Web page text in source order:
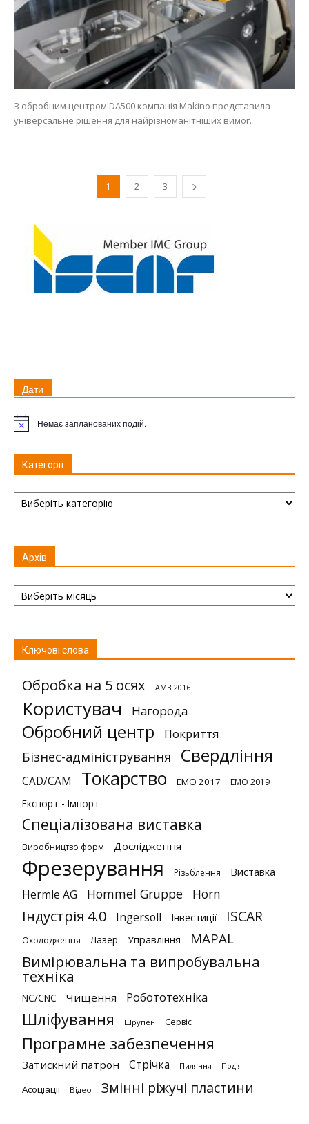
З обробним центром DA500 компанія Makino представила
універсальне рішення для найрізноманітніших вимог.
1 2 3
Дати
ПриміткаНемає запланованих подій.
Категорії
Категорії
Архів
Архів
Ключові слова
Обробка на 5 осях AMB 2016
Користувач Нагорода
Обробний центр Покриття
Бізнес-адміністрування Свердління
CAD/CAM Токарство EMO 2017 EMO 2019
Експорт - Імпорт
Спеціалізована виставка
Виробництво форм Дослідження
Фрезерування Різьблення Виставка
Hermle AG Hommel Gruppe Horn
Індустрія 4.0 Ingersoll Інвестиції ISCAR
Охолодження Лазер Управління MAPAL
Вимірювальна та випробувальна
техніка
NC/CNC Чищення Робототехніка
Шліфування Шрупен Сервіс
Програмне забезпечення
Затискний патрон Стрічка Пиляння Подія
Асоціації Відео Змінні ріжучі пластини